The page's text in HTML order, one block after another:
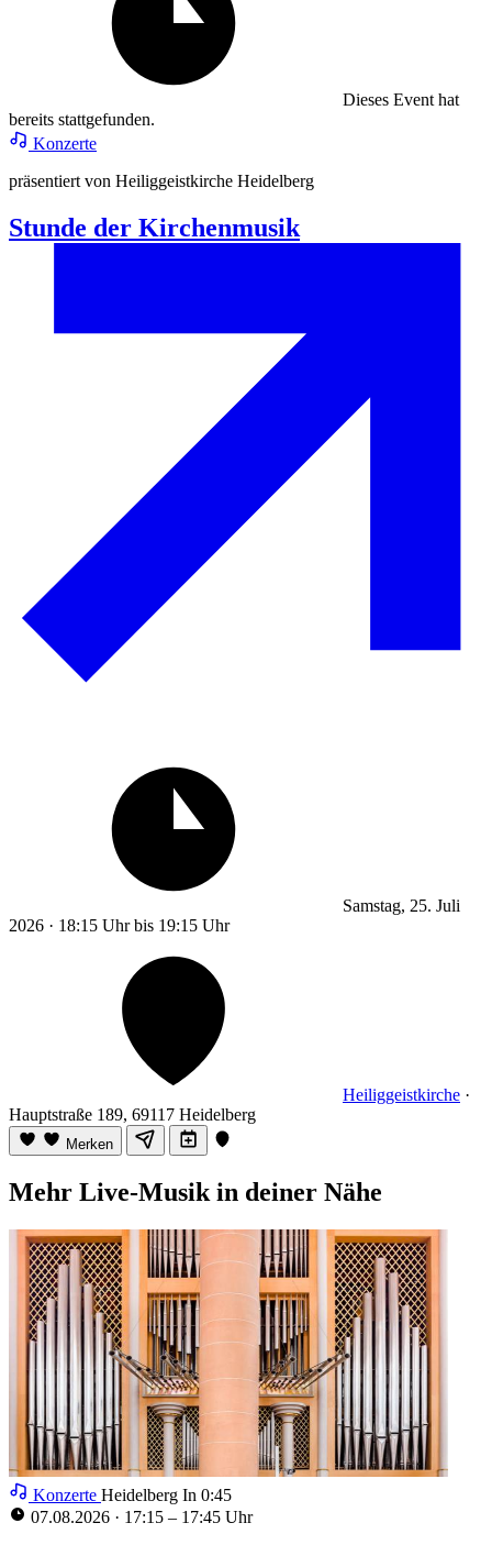
Dieses Event hat
bereits stattgefunden.
Konzerte
präsentiert von Heiliggeistkirche Heidelberg
Stunde der Kirchenmusik
Samstag, 25. Juli
2026 · 18:15 Uhr bis 19:15 Uhr
Heiliggeistkirche ·
Hauptstraße 189, 69117 Heidelberg
Merken
Mehr Live-Musik in deiner Nähe
Konzerte Heidelberg In 0:44
07.08.2026 · 17:15 – 17:45 Uhr